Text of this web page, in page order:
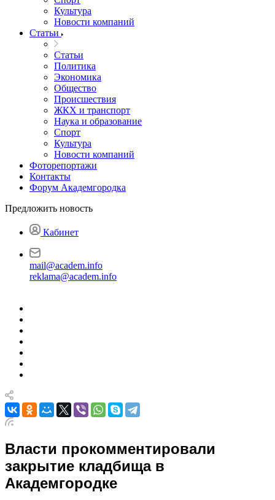
Культура
Новости компаний
Статьи
Статьи
Политика
Экономика
Общество
Происшествия
ЖКХ и транспорт
Наука и образование
Спорт
Культура
Новости компаний
Фоторепортажи
Контакты
Форум Академгородка
Предложить новость
Кабинет
mail@academ.info
reklama@academ.info
Власти прокомментировали
закрытие кладбища в
Академгородке